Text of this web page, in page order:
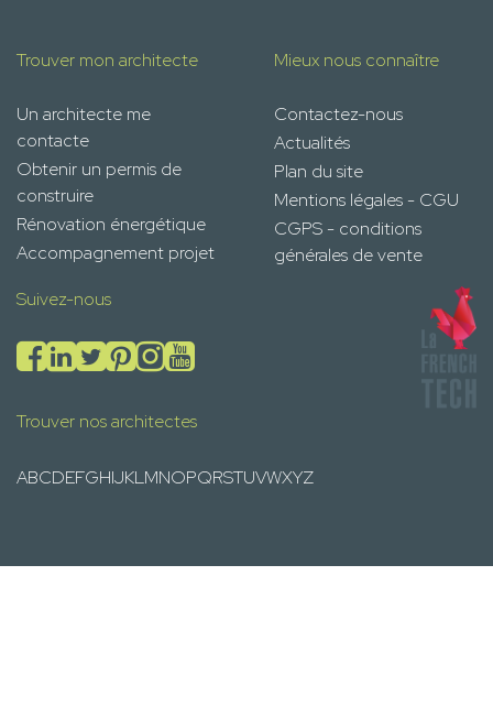
Trouver mon architecte
Un architecte me
contacte
Obtenir un permis de
construire
Rénovation énergétique
Accompagnement projet
Mieux nous connaître
Contactez-nous
Actualités
Plan du site
Mentions légales - CGU
CGPS - conditions
générales de vente
Suivez-nous
Trouver nos architectes
ABCDEFGHIJKLMNOPQRSTUVWXYZ